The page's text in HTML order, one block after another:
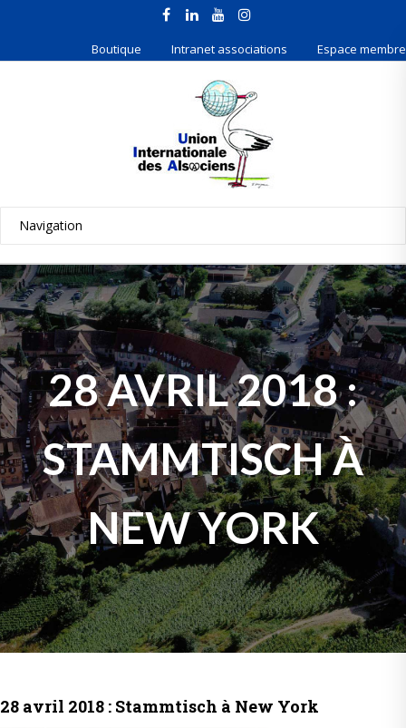
Boutique Intranet associations Espace membre
28 AVRIL 2018 :
STAMMTISCH À
NEW YORK
28 avril 2018 : Stammtisch à New York